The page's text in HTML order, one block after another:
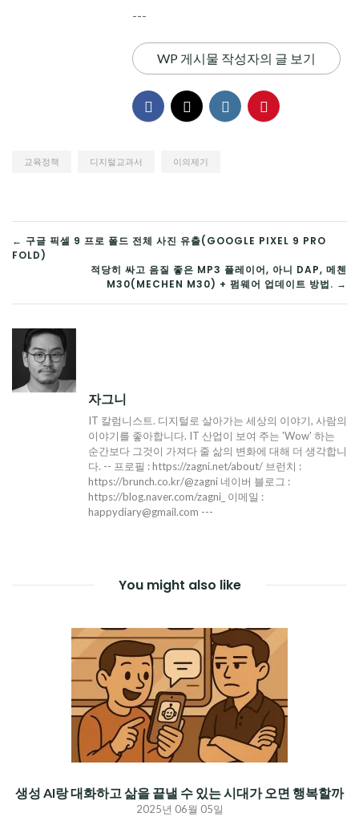
---
WP 게시물 작성자의 글 보기
교육정책 디지털교과서 이의제기
글
색
← 구글 픽셀 9 프로 폴드 전체 사진 유출(GOOGLE PIXEL 9 PRO
FOLD)
적당히 싸고 음질 좋은 MP3 플레이어, 아니 DAP, 메첸
M30(MECHEN M30) + 펌웨어 업데이트 방법. →
자그니
IT 칼럼니스트. 디지털로 살아가는 세상의 이야기, 사람의
이야기를 좋아합니다. IT 산업이 보여 주는 'Wow' 하는
순간보다 그것이 가져다 줄 삶의 변화에 대해 더 생각합니
다. -- 프로필 : https://zagni.net/about/ 브런치 :
https://brunch.co.kr/@zagni 네이버 블로그 :
https://blog.naver.com/zagni_ 이메일 :
happydiary@gmail.com ---
You might also like
생성 AI랑 대화하고 삶을 끝낼 수 있는 시대가 오면 행복할까
2025년 06월 05일